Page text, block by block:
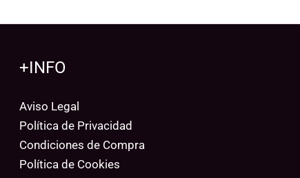
+INFO
Aviso Legal
Política de Privacidad
Condiciones de Compra
Política de Cookies